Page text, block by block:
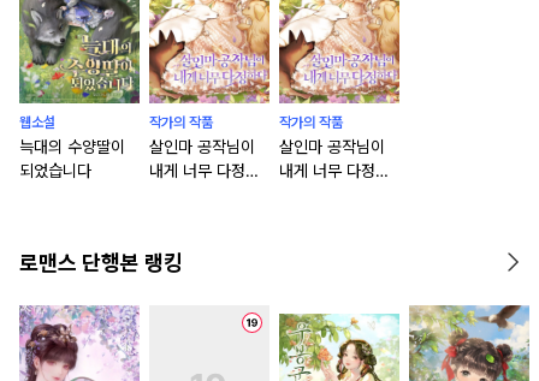
웹소설
늑대의 수양딸이
되었습니다
작가의 작품
살인마 공작님이
내게 너무 다정하
작가의 작품
살인마 공작님이
내게 너무 다정하
로맨스 단행본 랭킹